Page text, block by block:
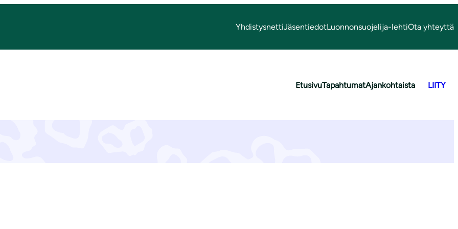
YhdistysnettiJäsentiedotLuonnonsuojelija-lehtiOta yhteyttä
EtusivuTapahtumatAjankohtaista LIITY